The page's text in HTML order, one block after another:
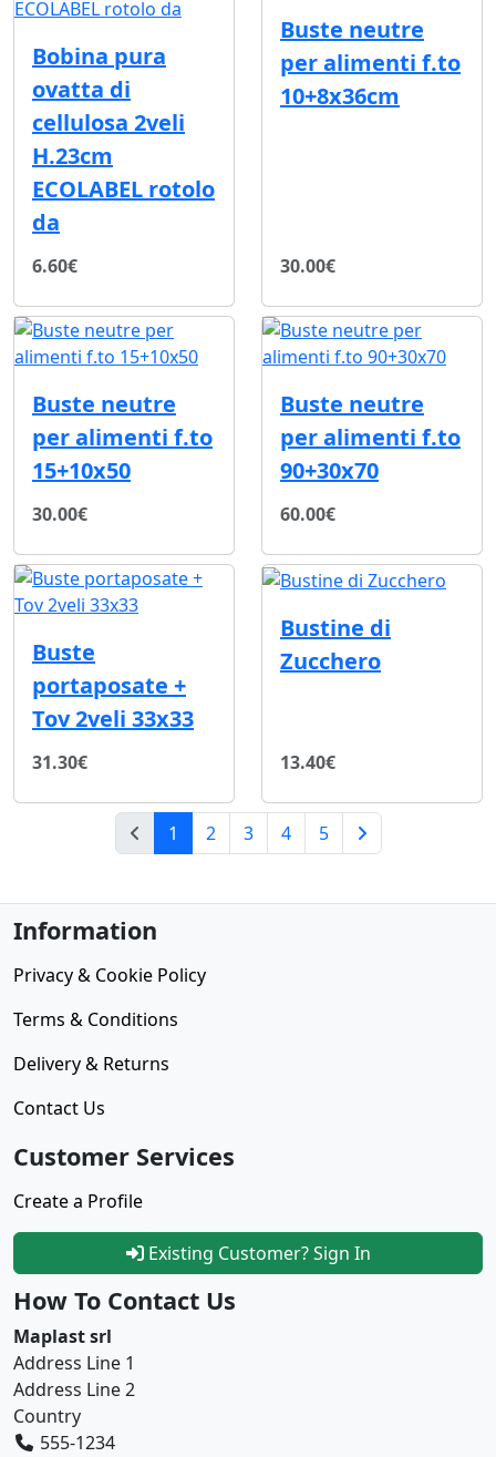
Bobina pura
ovatta di
cellulosa 2veli
H.23cm
ECOLABEL rotolo
da
6.60€
Buste neutre
per alimenti f.to
10+8x36cm
30.00€
Buste neutre
per alimenti f.to
15+10x50
30.00€
Buste neutre
per alimenti f.to
90+30x70
60.00€
Buste
portaposate +
Tov 2veli 33x33
31.30€
Bustine di
Zucchero
13.40€
1 (current)
2 3 4
5
Information
Privacy & Cookie Policy
Terms & Conditions
Delivery & Returns
Contact Us
Customer Services
Create a Profile
Existing Customer? Sign In
How To Contact Us
Maplast srl
Address Line 1
Address Line 2
Country
555-1234